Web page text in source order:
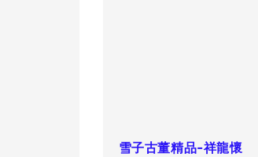
雪子古董精品-祥龍懷